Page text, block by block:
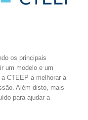
os principais
um modelo e um
CTEEP a melhorar a
Além disto, mais
para ajudar a